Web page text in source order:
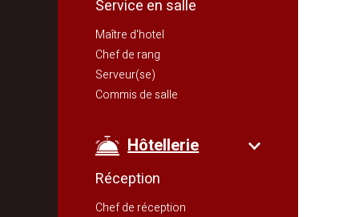
Service en salle
Maître d'hotel
Chef de rang
Serveur(se)
Commis de salle
Hôtellerie
Réception
Chef de réception